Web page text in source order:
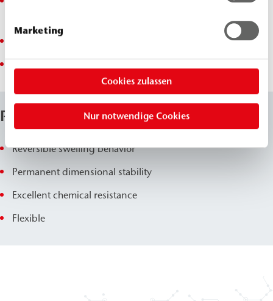
Marketing
Cookies zulassen
Nur notwendige Cookies
Properties
Reversible swelling behavior
Permanent dimensional stability
Excellent chemical resistance
Flexible